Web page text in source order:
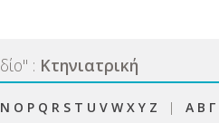
" : Κτηνιατρική
N O P Q R S T U V W X Y Z | Α Β Γ